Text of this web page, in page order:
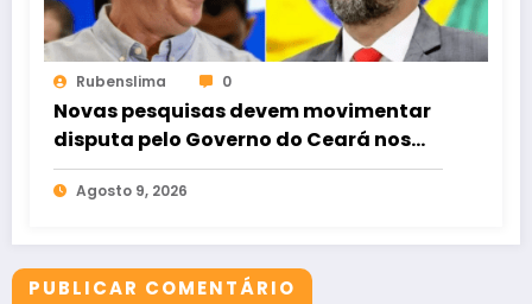
Rubenslima 0
Novas pesquisas devem movimentar
disputa pelo Governo do Ceará nos
próximos dias
Agosto 9, 2026
PUBLICAR COMENTÁRIO